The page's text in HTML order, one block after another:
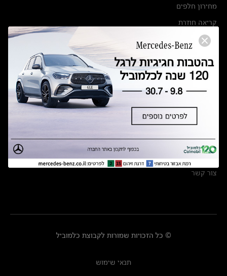
מחירון חלפים
קריאה חוזרת
הודעה על הטבות לרכבי מרצדס בהסדר פשרה בתצ 56447-02-19
תקנון ימי מכירות 120 לכלמוביל
מצאו אותנו
אולמות תצוגה
מרכזי שירות
צור קשר
© כל הזכויות שמורות לקבוצת כלמוביל
תנאי שימוש